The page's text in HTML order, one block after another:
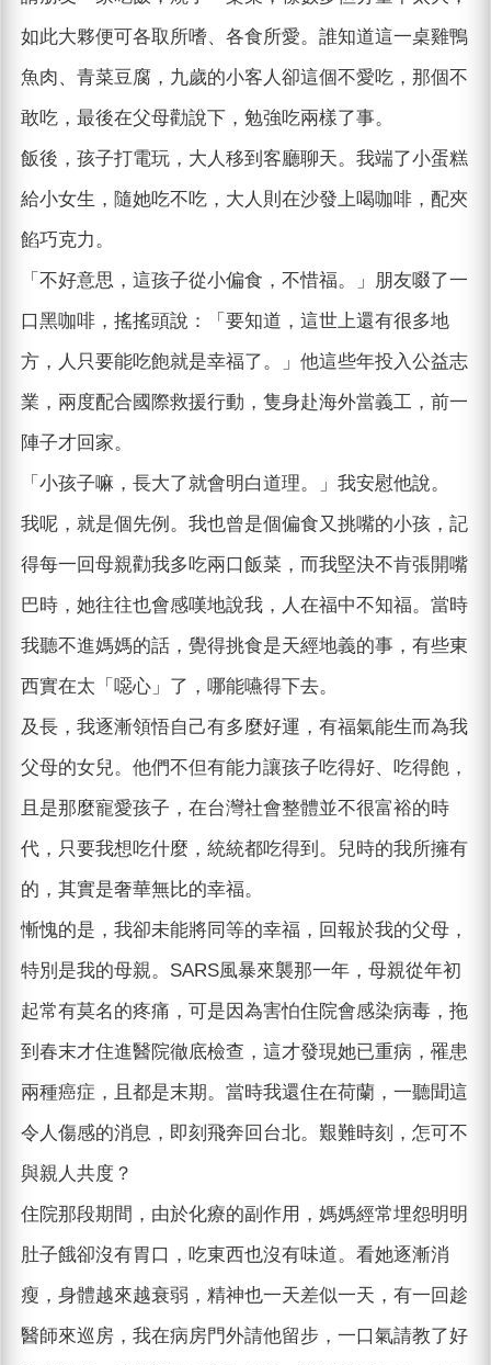
如此大夥便可各取所嗜、各食所愛。誰知道這一桌雞鴨
魚肉、青菜豆腐，九歲的小客人卻這個不愛吃，那個不
敢吃，最後在父母勸說下，勉強吃兩樣了事。
飯後，孩子打電玩，大人移到客廳聊天。我端了小蛋糕
給小女生，隨她吃不吃，大人則在沙發上喝咖啡，配夾
餡巧克力。
「不好意思，這孩子從小偏食，不惜福。」朋友啜了一
口黑咖啡，搖搖頭說：「要知道，這世上還有很多地
方，人只要能吃飽就是幸福了。」他這些年投入公益志
業，兩度配合國際救援行動，隻身赴海外當義工，前一
陣子才回家。
「小孩子嘛，長大了就會明白道理。」我安慰他說。
我呢，就是個先例。我也曾是個偏食又挑嘴的小孩，記
得每一回母親勸我多吃兩口飯菜，而我堅決不肯張開嘴
巴時，她往往也會感嘆地說我，人在福中不知福。當時
我聽不進媽媽的話，覺得挑食是天經地義的事，有些東
西實在太「噁心」了，哪能嚥得下去。
及長，我逐漸領悟自己有多麼好運，有福氣能生而為我
父母的女兒。他們不但有能力讓孩子吃得好、吃得飽，
且是那麼寵愛孩子，在台灣社會整體並不很富裕的時
代，只要我想吃什麼，統統都吃得到。兒時的我所擁有
的，其實是奢華無比的幸福。
慚愧的是，我卻未能將同等的幸福，回報於我的父母，
特別是我的母親。SARS風暴來襲那一年，母親從年初
起常有莫名的疼痛，可是因為害怕住院會感染病毒，拖
到春末才住進醫院徹底檢查，這才發現她已重病，罹患
兩種癌症，且都是末期。當時我還住在荷蘭，一聽聞這
令人傷感的消息，即刻飛奔回台北。艱難時刻，怎可不
與親人共度？
住院那段期間，由於化療的副作用，媽媽經常埋怨明明
肚子餓卻沒有胃口，吃東西也沒有味道。看她逐漸消
瘦，身體越來越衰弱，精神也一天差似一天，有一回趁
醫師來巡房，我在病房門外請他留步，一口氣請教了好